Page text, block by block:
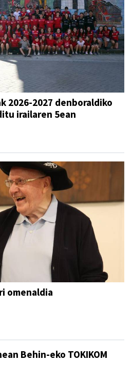
2026-2027 denboraldiko
irailaren 5ean
omenaldia
Behin-eko TOKIKOM